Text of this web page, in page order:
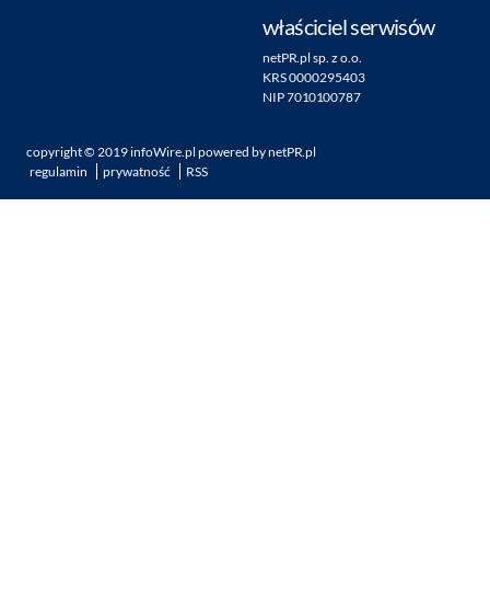
właściciel serwisów
netPR.pl sp. z o.o.
KRS 0000295403
NIP 7010100787
copyright ©2019infoWire.pl powered bynetPR.pl
regulamin
prywatność RSS